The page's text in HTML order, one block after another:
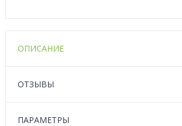
ОПИСАНИЕ
ОТЗЫВЫ
ПАРАМЕТРЫ